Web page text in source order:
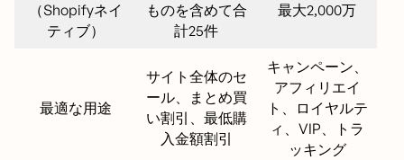
（Shopifyネイ
ティブ）
ものを含めて合
計25件
最大2,000万
最適な用途
サイト全体のセ
ール、まとめ買
い割引、最低購
入金額割引
キャンペーン、
アフィリエイ
ト、ロイヤルテ
ィ、VIP、トラ
ッキング